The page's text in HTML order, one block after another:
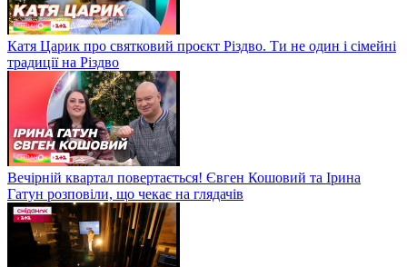
Катя Царик про святковий проєкт Різдво. Ти не один і сімейні
традиції на Різдво
Вечірній квартал повертається! Євген Кошовий та Ірина
Гатун розповіли, що чекає на глядачів